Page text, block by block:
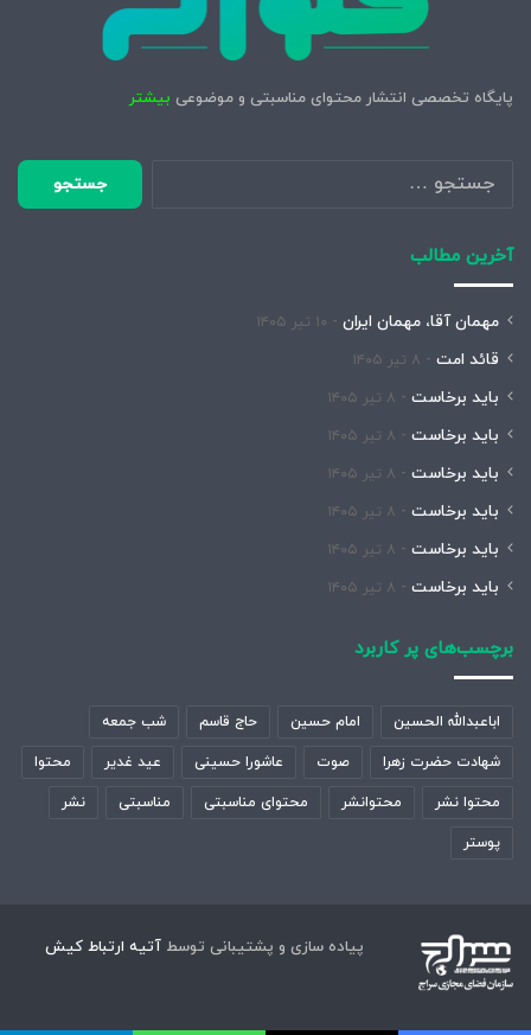
پایگاه تخصصی انتشار محتوای مناسبتی و موضوعی بیشتر
جستجو
برای:
آخرین مطالب
مهمان آقا، مهمان ایران ۱۰ تیر ۱۴۰۵
قائد امت ۸ تیر ۱۴۰۵
باید برخاست ۸ تیر ۱۴۰۵
باید برخاست ۸ تیر ۱۴۰۵
باید برخاست ۸ تیر ۱۴۰۵
باید برخاست ۸ تیر ۱۴۰۵
باید برخاست ۸ تیر ۱۴۰۵
باید برخاست ۸ تیر ۱۴۰۵
برچسب‌های پر کاربرد
اباعبدالله الحسین امام حسین حاج قاسم شب جمعه
شهادت حضرت زهرا صوت عاشورا حسینی عید غدیر محتوا
محتوا نشر محتوانشر محتوای مناسبتی مناسبتی نشر
پوستر
پیاده سازی و پشتیبانی توسط آتیه ارتباط کیش